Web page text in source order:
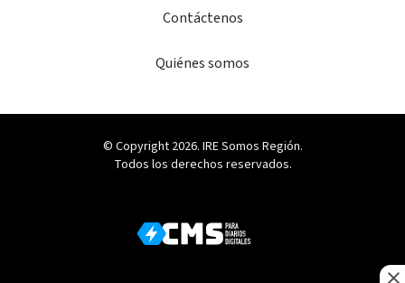
Contáctenos
Quiénes somos
© Copyright 2026. IRE Somos Región.
Todos los derechos reservados.